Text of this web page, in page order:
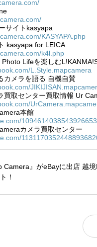
サイトkasyapa
KASYAPA.php
kasyapa for LEICA
k4l.php
Lifeを楽しむ
L.Style.mapcamera
カメラを語る 自機自賛
買取センター買取情報 Ur
本館
カメラ買取センター
Camera』がeBayに出店 越境
！